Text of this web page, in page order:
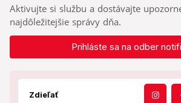
Aktivujte si službu a dostávajte
najdôležitejšie správy dňa.
Prihláste sa na odber
Zdieľať